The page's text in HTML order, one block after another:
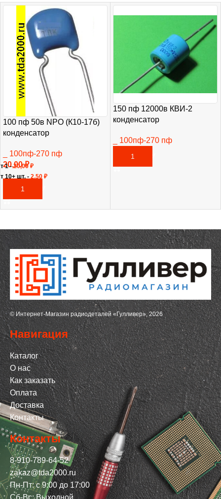
100 пф 50в NPO (К10-17б)
конденсатор
_ 100пф-270 пф
20,00₽
В КОРЗИНУ
1 -20,00₽
10+ шт. - 2,50 ₽
150 пф 12000в КВИ-2
конденсатор
_ 100пф-270 пф
В КОРЗИНУ
© Интернет-Магазин радиодеталей «Гулливер», 2026
Навигация
Каталог
О нас
Как заказать
Оплата
Доставка
Контакты
Контакты
8-910-789-64-52
zakaz@tda2000.ru
Пн-Пт: с 9:00 до 17:00